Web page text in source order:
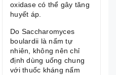
oxidase có thể gây tăng
huyết áp.
Do Saccharomyces
boulardii là nấm tự
nhiên, không nên chỉ
định dùng uống chung
với thuốc kháng nấm